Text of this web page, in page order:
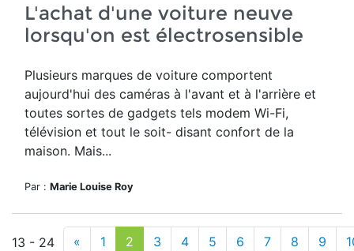
L'achat d'une voiture neuve
lorsqu'on est électrosensible
Plusieurs marques de voiture comportent
aujourd'hui des caméras à l'avant et à l'arrière et
toutes sortes de gadgets tels modem Wi-Fi,
télévision et tout le soit- disant confort de la
maison. Mais...
Par : Marie Louise Roy
13 - 24
« 1 2 3 4 5 6 7 8 9